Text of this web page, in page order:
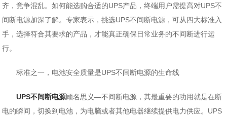
齐，竞争混乱。如何能选购合适的UPS产品，终端用户需提高对UPS不
间断电源加深了解。专家表示，挑选UPS不间断电源，可从四大标准入
手，选择符合其要求的产品，才能真正确保日常业务的不间断进行运
行。
标准之一，电池安全质量是UPS不间断电源的生命线
UPS不间断电源顾名思义―不间断电源，其最重要的功用就是在断
电的瞬间，切换到电池，为电脑或者其他电器继续提供电力供应。UPS